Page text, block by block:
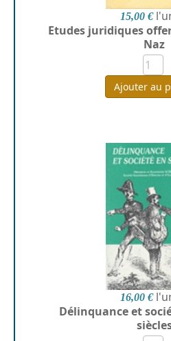
15,00 €
Etudes juridiques
Naz
Ajouter au
16,00 €
Délinquance et